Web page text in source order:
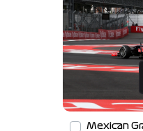
Mexican